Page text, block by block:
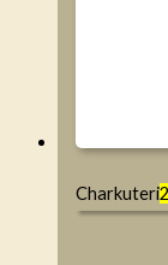
Charkuteri